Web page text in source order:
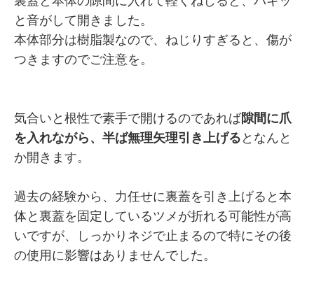
と音がして開きました。
本体部分は樹脂製なので、ねじりすぎると、傷が
つきますのでご注意を。
気合いと根性で素手で開けるのであれば隙間に爪
を入れながら、半ば無理矢理引き上げる となんと
か開きます。
過去の経験から、力任せに裏蓋を引き上げると本
体と裏蓋を固定しているツメが折れる可能性が高
いですが、しっかりネジで止まるので特にその後
の使用に影響はありませんでした。